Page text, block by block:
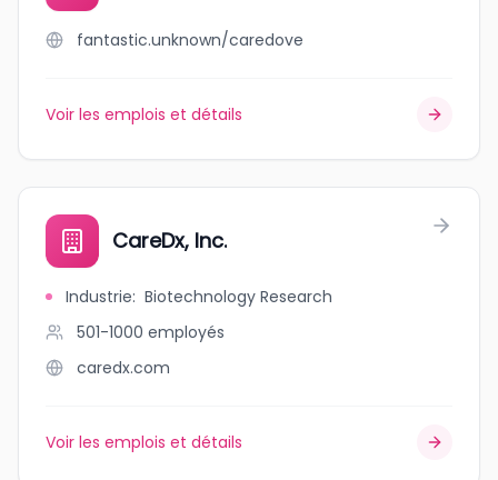
fantastic.unknown/caredove
Voir les emplois et détails
CareDx, Inc.
Industrie: Biotechnology Research
501-1000 employés
caredx.com
Voir les emplois et détails